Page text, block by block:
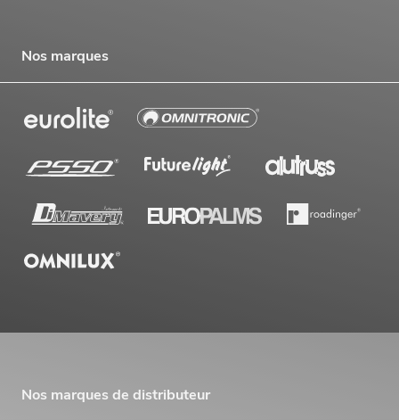
Nos marques
Nos marques de distributeur